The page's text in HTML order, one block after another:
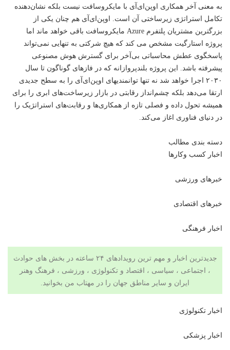
به معنی آخر همکاری اوپن‌ای‌آی با مایکروسافت نیست بلکه نشان‌دهنده
تکامل استراتژی زیرساختی آن است. اوپن‌ای‌آی هم چنان یکی از
بزرگترین مشتریان پلتفرم Azure مایکروسافت باقی خواهد ماند اما
پروژه استارگیت مشخص می کند که هیچ شرکتی به تنهایی نمی‌تواند
پاسخگوی عطش محاسباتی بی‌آخر برای گسترش هوش مصنوعی
پیشرفته باشد. این پروژه بلندپروازانه که در فازهای گوناگون تا سال
۲۰۳۰ اجرا خواهد شد نه تنها توانمندیهای اوپن‌ای‌آی را به سطح جدیدی
ارتقا می‌دهد بلکه چشم‌انداز رقابتی در بازار زیرساخت‌های ابری را برای
همیشه تحول داده و فصلی تازه از همکاری‌ها و رقابت‌های استراتژیک را
در دنیای فناوری اغاز می‌کند.
دسته بندی مطالب
اخبار کسب وکارها
خبرهای ورزشی
خبرهای اقتصادی
اخبار فرهنگی
جدیدترین اخبار و مهم ترین رویدادهای ۲۴ ساعته در بخش های حوادث
، اجتماعی ، سیاسی ، اقتصاد و تکنولوژی ، ورزشی ، فرهنگ وهنر
ایران و سایر مناطق جهان را در مهتاب من بخوانید.
اخبار تکنولوژی
اخبار پزشکی